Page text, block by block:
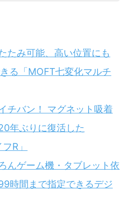
たみ可能、高い位置にも
る「MOFT七変化マルチ
チバン！ マグネット吸着
年ぶりに復活した
R」
んゲーム機・タブレット依
時間まで指定できるデジ